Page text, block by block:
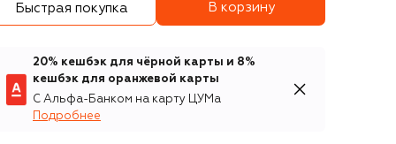
Быстрая покупка В корзину
20% кешбэк для чёрной карты и 8%
кешбэк для оранжевой карты
С Альфа-Банком на карту ЦУМа
Подробнее